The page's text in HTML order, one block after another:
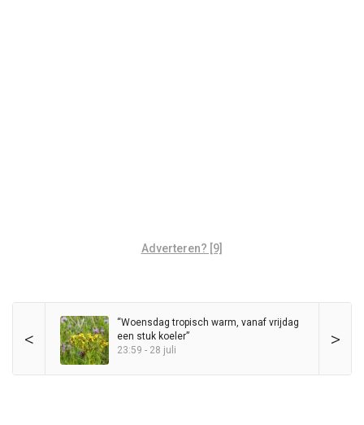
Adverteren? [9]
< >
“Woensdag tropisch warm, vanaf vrijdag
een stuk koeler”
23:59 - 28 juli